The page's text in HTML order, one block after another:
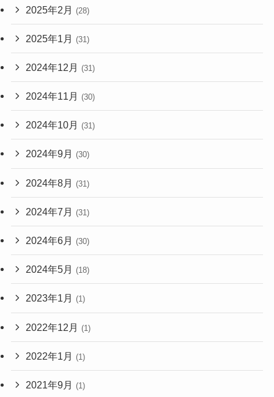
2025年2月 (28)
2025年1月 (31)
2024年12月 (31)
2024年11月 (30)
2024年10月 (31)
2024年9月 (30)
2024年8月 (31)
2024年7月 (31)
2024年6月 (30)
2024年5月 (18)
2023年1月 (1)
2022年12月 (1)
2022年1月 (1)
2021年9月 (1)